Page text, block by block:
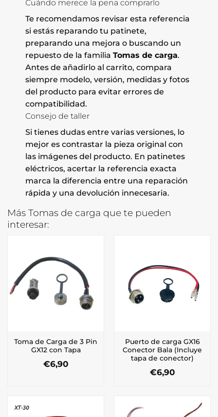
Cuándo merece la pena comprarlo
Te recomendamos revisar esta referencia
si estás reparando tu patinete,
preparando una mejora o buscando un
repuesto de la familia Tomas de carga.
Antes de añadirlo al carrito, compara
siempre modelo, versión, medidas y fotos
del producto para evitar errores de
compatibilidad.
Consejo de taller
Si tienes dudas entre varias versiones, lo
mejor es contrastar la pieza original con
las imágenes del producto. En patinetes
eléctricos, acertar la referencia exacta
marca la diferencia entre una reparación
rápida y una devolución innecesaria.
Más Tomas de carga que te pueden
interesar:
Toma de Carga de 3 Pin
GX12 con Tapa
€6,90
Puerto de carga GX16
Conector Bala (Incluye
tapa de conector)
€6,90